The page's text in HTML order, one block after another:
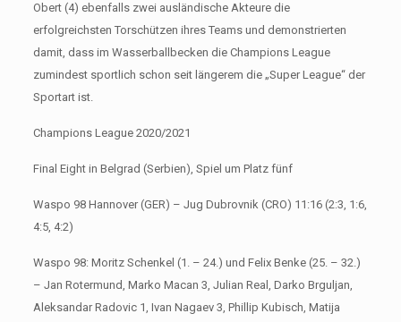
Obert (4) ebenfalls zwei ausländische Akteure die
erfolgreichsten Torschützen ihres Teams und demonstrierten
damit, dass im Wasserballbecken die Champions League
zumindest sportlich schon seit längerem die „Super League“ der
Sportart ist.
Champions League 2020/2021
Final Eight in Belgrad (Serbien), Spiel um Platz fünf
Waspo 98 Hannover (GER) – Jug Dubrovnik (CRO) 11:16 (2:3, 1:6,
4:5, 4:2)
Waspo 98: Moritz Schenkel (1. – 24.) und Felix Benke (25. – 32.)
– Jan Rotermund, Marko Macan 3, Julian Real, Darko Brguljan,
Aleksandar Radovic 1, Ivan Nagaev 3, Phillip Kubisch, Matija